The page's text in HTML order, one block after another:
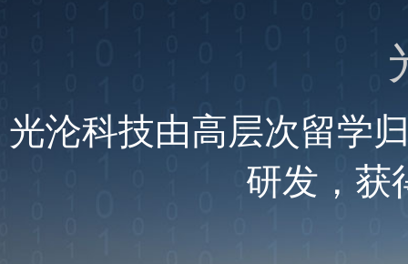
光沦科技由高层次留学
研发，获